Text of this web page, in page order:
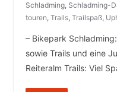
Schladming, Schladming-
touren, Trails, Trailspaß,
– Bikepark
sowie Trails und eine
Reiteralm Trails: Viel